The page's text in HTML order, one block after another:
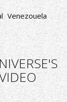
Venezouela